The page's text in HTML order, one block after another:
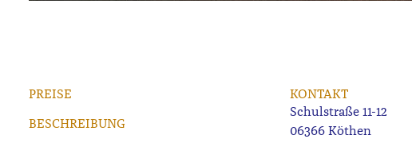
PREISE
BESCHREIBUNG
KONTAKT
Schulstraße 11-12
06366 Köthen